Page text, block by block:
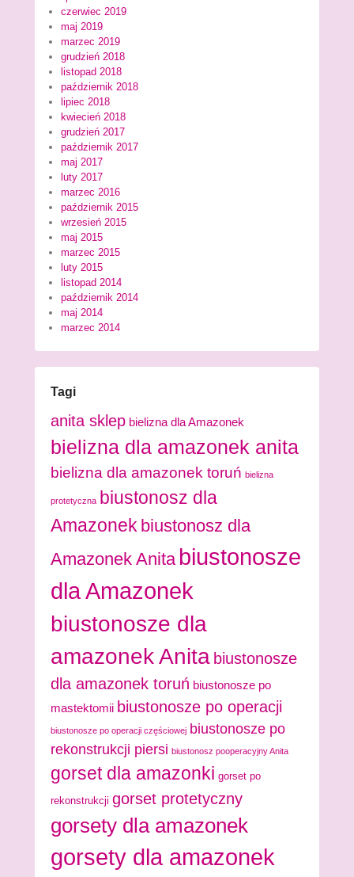
czerwiec 2019
maj 2019
marzec 2019
grudzień 2018
listopad 2018
październik 2018
lipiec 2018
kwiecień 2018
grudzień 2017
październik 2017
maj 2017
luty 2017
marzec 2016
październik 2015
wrzesień 2015
maj 2015
marzec 2015
luty 2015
listopad 2014
październik 2014
maj 2014
marzec 2014
Tagi
anita sklep bielizna dla Amazonek
bielizna dla amazonek anita
bielizna dla amazonek toruń bielizna
protetyczna biustonosz dla
Amazonek biustonosz dla
Amazonek Anita biustonosze
dla Amazonek
biustonosze dla
amazonek Anita biustonosze
dla amazonek toruń biustonosze po
mastektomii biustonosze po operacji
biustonosze po operacji częściowej biustonosze po
rekonstrukcji piersi biustonosz pooperacyjny Anita
gorset dla amazonki gorset po
rekonstrukcji gorset protetyczny
gorsety dla amazonek
gorsety dla amazonek